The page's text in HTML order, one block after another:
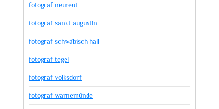
fotograf neureut
fotograf sankt augustin
fotograf schwäbisch hall
fotograf tegel
fotograf volksdorf
fotograf warnemünde